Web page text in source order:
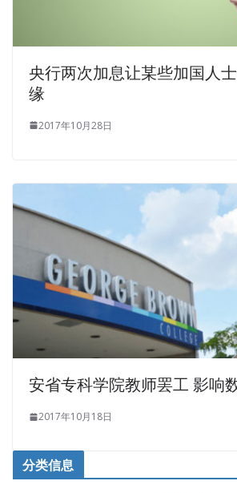
央行两次加息让某些加国人
缘
2017年10月28日
安省专科学院教师罢工 影响
2017年10月18日
分类信息